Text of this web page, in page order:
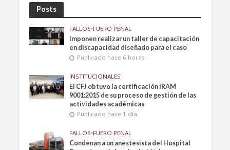
Posts
FALLOS•FUERO PENAL
Imponen realizar un taller de capacitación
en discapacidad diseñado para el caso
Publicado hace 6 horas
INSTITUCIONALES
El CFJ obtuvo la certificación IRAM
9001:2015 de su proceso de gestión de las
actividades académicas
Publicado hace 1 día
FALLOS•FUERO PENAL
Condenan a un anestesista del Hospital